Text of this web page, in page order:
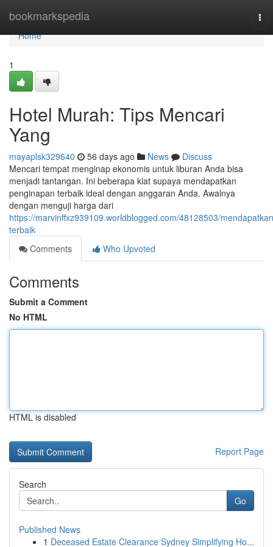
bookmarkspedia
Home
Home
1
Hotel Murah: Tips Mencari
Yang
mayaplsk329640 56 days ago News
Discuss
Mencari tempat menginap ekonomis untuk liburan Anda bisa
menjadi tantangan. Ini beberapa kiat supaya mendapatkan
penginapan terbaik ideal dengan anggaran Anda. Awalnya
dengan menguji harga dari
https://marvinffxz939109.worldblogged.com/48128503/
terbaik
Comments
Who Upvoted
Comments
Submit a Comment
No HTML
HTML is disabled
Report Page
Search
Go
Published News
1 Deceased Estate Clearance Sydney Simplifying Ho...